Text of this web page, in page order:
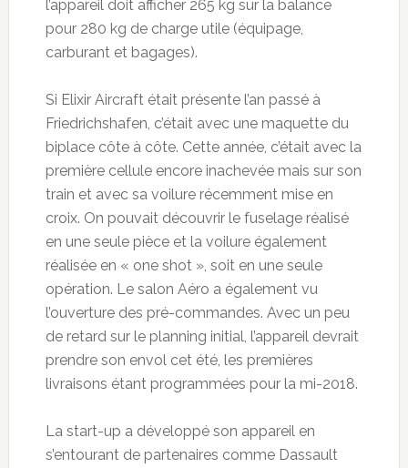
l’appareil doit afficher 265 kg sur la balance
pour 280 kg de charge utile (équipage,
carburant et bagages).
Si Elixir Aircraft était présente l’an passé à
Friedrichshafen, c’était avec une maquette du
biplace côte à côte. Cette année, c’était avec la
première cellule encore inachevée mais sur son
train et avec sa voilure récemment mise en
croix. On pouvait découvrir le fuselage réalisé
en une seule pièce et la voilure également
réalisée en « one shot », soit en une seule
opération. Le salon Aéro a également vu
l’ouverture des pré-commandes. Avec un peu
de retard sur le planning initial, l’appareil devrait
prendre son envol cet été, les premières
livraisons étant programmées pour la mi-2018.
La start-up a développé son appareil en
s’entourant de partenaires comme Dassault